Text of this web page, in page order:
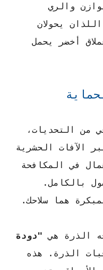
والري
يحولان
أخضر يحمل
من التحديات،
الآفات الحشرية
في المكافحة
بالكامل.
هما سلاحك.
الذرة هي "دودة
الذرة. هذه